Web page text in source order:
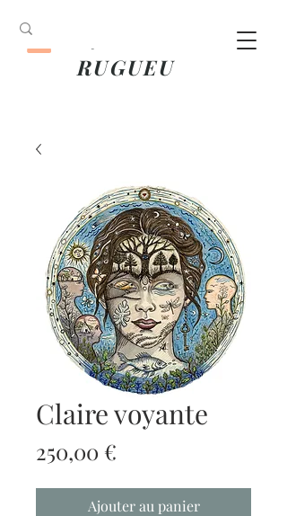
RUGUEU
Claire voyante
250,00 €
Ajouter au panier